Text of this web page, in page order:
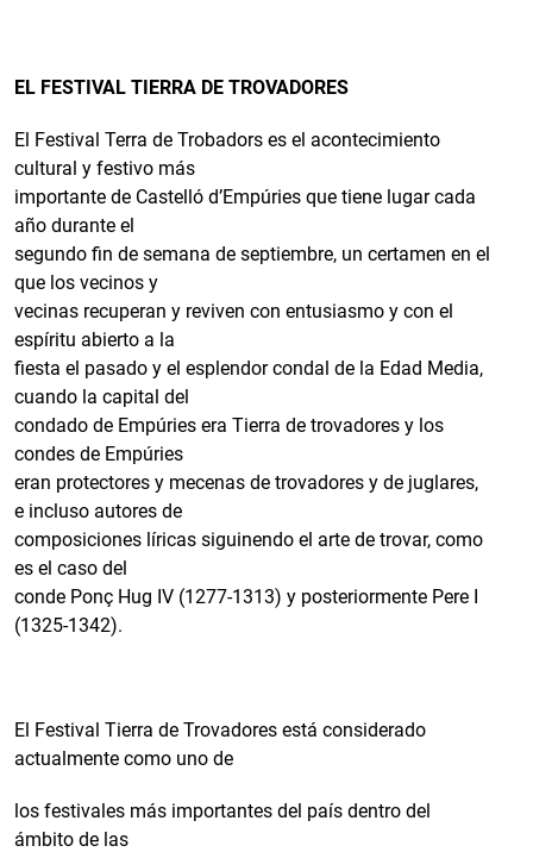
EL FESTIVAL TIERRA DE TROVADORES
El Festival Terra de Trobadors es el acontecimiento
cultural y festivo más
importante de Castelló d’Empúries que tiene lugar cada
año durante el
segundo fin de semana de septiembre, un certamen en el
que los vecinos y
vecinas recuperan y reviven con entusiasmo y con el
espíritu abierto a la
fiesta el pasado y el esplendor condal de la Edad Media,
cuando la capital del
condado de Empúries era Tierra de trovadores y los
condes de Empúries
eran protectores y mecenas de trovadores y de juglares,
e incluso autores de
composiciones líricas siguinendo el arte de trovar, como
es el caso del
conde Ponç Hug IV (1277-1313) y posteriormente Pere I
(1325-1342).
El Festival Tierra de Trovadores está considerado
actualmente como uno de
los festivales más importantes del país dentro del
ámbito de las